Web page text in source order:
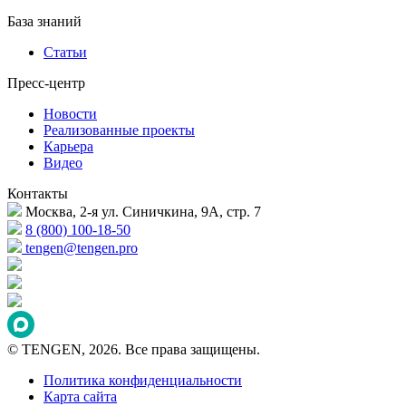
База знаний
Статьи
Пресс-центр
Новости
Реализованные проекты
Карьера
Видео
Контакты
Москва, 2-я ул. Синичкина, 9А, стр. 7
8 (800) 100-18-50
tengen@tengen.pro
© TENGEN, 2026. Все права защищены.
Политика конфиденциальности
Карта сайта